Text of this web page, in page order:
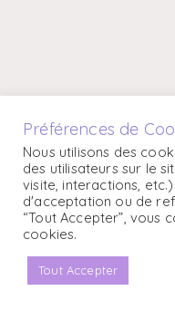
En 2008,
masseuse,
écrit le livreTout
Préférences de
Nous utilisons des
des utilisateurs sur le
visite, interactions,
d'acceptation ou de
“Tout Accepter”, vous
cookies.
Tout Accepter